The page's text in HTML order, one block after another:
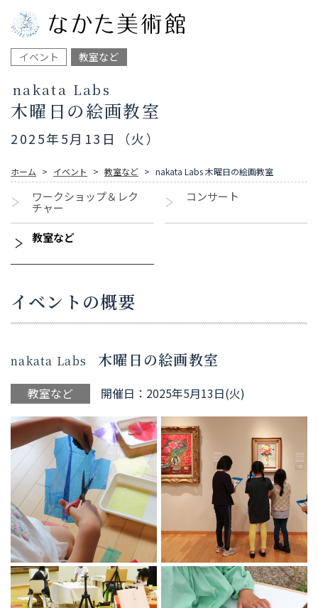
イベント 教室など
nakata Labs
木曜日の絵画教室
2025年5月13日（火）
ホーム イベント 教室など nakata Labs 木曜日の絵画教室
ワークショップ＆レク
チャー
コンサート
教室など
イベントの概要
nakata Labs 木曜日の絵画教室
教室など 開催日：2025年5月13日(火)